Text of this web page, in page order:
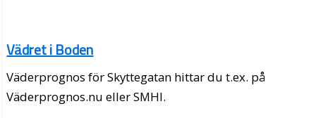
Vädret i Boden
Väderprognos för Skyttegatan hittar du t.ex. på
Väderprognos.nu eller SMHI.